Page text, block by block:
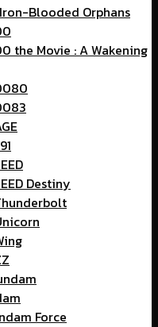
Blooded Orphans
the Movie : A Wakening
Destiny
Force